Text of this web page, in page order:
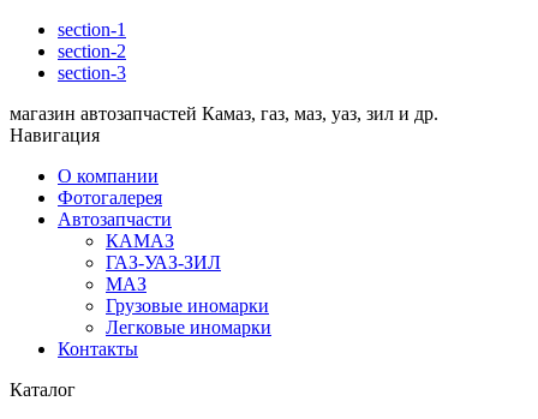
section-1
section-2
section-3
магазин автозапчастей Камаз, газ, маз, уаз, зил и др.
Навигация
О компании
Фотогалерея
Автозапчасти
КАМАЗ
ГАЗ-УАЗ-ЗИЛ
МАЗ
Грузовые иномарки
Легковые иномарки
Контакты
Каталог